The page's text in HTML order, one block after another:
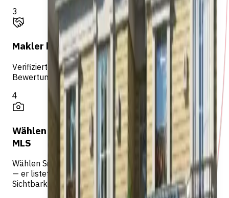
3
Makler kontaktieren Sie
Verifizierte Makler kontaktieren Sie direkt, um
Bewertung, Marketing und Vertretung zu besprechen.
4
Wählen Sie Ihren Makler & gehen Sie live auf
MLS
Wählen Sie den Makler, der am besten zu Ihnen passt
— er listet Ihre Immobilie auf Egypt MLS für maximale
Sichtbarkeit.